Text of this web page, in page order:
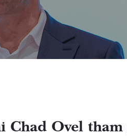
Chad Ovel tham